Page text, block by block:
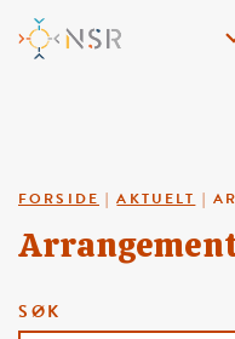
FORSIDE |AKTUELT |
SØK